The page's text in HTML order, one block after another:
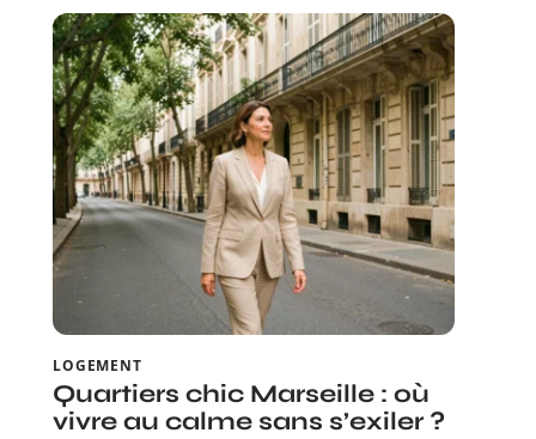
LOGEMENT
Quartiers chic Marseille : où
vivre au calme sans s’exiler ?